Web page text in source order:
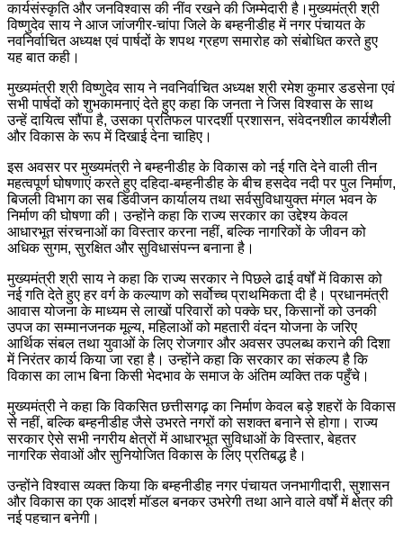
कार्यसंस्कृति और जनविश्वास की नींव रखने की जिम्मेदारी है।मुख्यमंत्री श्री
विष्णुदेव साय ने आज जांजगीर-चांपा जिले के बम्हनीडीह में नगर पंचायत के
नवनिर्वाचित अध्यक्ष एवं पार्षदों के शपथ ग्रहण समारोह को संबोधित करते हुए
यह बात कही।
मुख्यमंत्री श्री विष्णुदेव साय ने नवनिर्वाचित अध्यक्ष श्री रमेश कुमार डडसेना एवं
सभी पार्षदों को शुभकामनाएं देते हुए कहा कि जनता ने जिस विश्वास के साथ
उन्हें दायित्व सौंपा है, उसका प्रतिफल पारदर्शी प्रशासन, संवेदनशील कार्यशैली
और विकास के रूप में दिखाई देना चाहिए।
इस अवसर पर मुख्यमंत्री ने बम्हनीडीह के विकास को नई गति देने वाली तीन
महत्वपूर्ण घोषणाएं करते हुए दहिदा-बम्हनीडीह के बीच हसदेव नदी पर पुल निर्माण,
बिजली विभाग का सब डिवीजन कार्यालय तथा सर्वसुविधायुक्त मंगल भवन के
निर्माण की घोषणा की। उन्होंने कहा कि राज्य सरकार का उद्देश्य केवल
आधारभूत संरचनाओं का विस्तार करना नहीं, बल्कि नागरिकों के जीवन को
अधिक सुगम, सुरक्षित और सुविधासंपन्न बनाना है।
मुख्यमंत्री श्री साय ने कहा कि राज्य सरकार ने पिछले ढाई वर्षों में विकास को
नई गति देते हुए हर वर्ग के कल्याण को सर्वोच्च प्राथमिकता दी है। प्रधानमंत्री
आवास योजना के माध्यम से लाखों परिवारों को पक्के घर, किसानों को उनकी
उपज का सम्मानजनक मूल्य, महिलाओं को महतारी वंदन योजना के जरिए
आर्थिक संबल तथा युवाओं के लिए रोजगार और अवसर उपलब्ध कराने की दिशा
में निरंतर कार्य किया जा रहा है। उन्होंने कहा कि सरकार का संकल्प है कि
विकास का लाभ बिना किसी भेदभाव के समाज के अंतिम व्यक्ति तक पहुँचे।
मुख्यमंत्री ने कहा कि विकसित छत्तीसगढ़ का निर्माण केवल बड़े शहरों के विकास
से नहीं, बल्कि बम्हनीडीह जैसे उभरते नगरों को सशक्त बनाने से होगा। राज्य
सरकार ऐसे सभी नगरीय क्षेत्रों में आधारभूत सुविधाओं के विस्तार, बेहतर
नागरिक सेवाओं और सुनियोजित विकास के लिए प्रतिबद्ध है।
उन्होंने विश्वास व्यक्त किया कि बम्हनीडीह नगर पंचायत जनभागीदारी, सुशासन
और विकास का एक आदर्श मॉडल बनकर उभरेगी तथा आने वाले वर्षों में क्षेत्र की
नई पहचान बनेगी।